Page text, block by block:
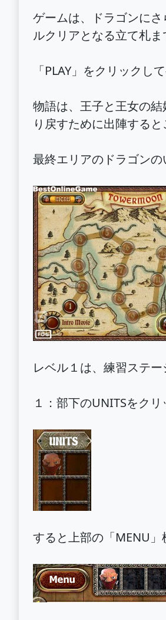
ゲームは、ドラゴンに
ルクリアとなる立て札ま
「PLAY」をクリックし
物語は、王子と王女の
り戻すために出陣する
最終エリアのドラゴン
レベル１は、練習ステー
１：部下のUNITSをクリ
すると上部の「MENU